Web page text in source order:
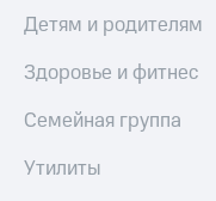
Детям и родителям
Здоровье и фитнес
Семейная группа
Утилиты